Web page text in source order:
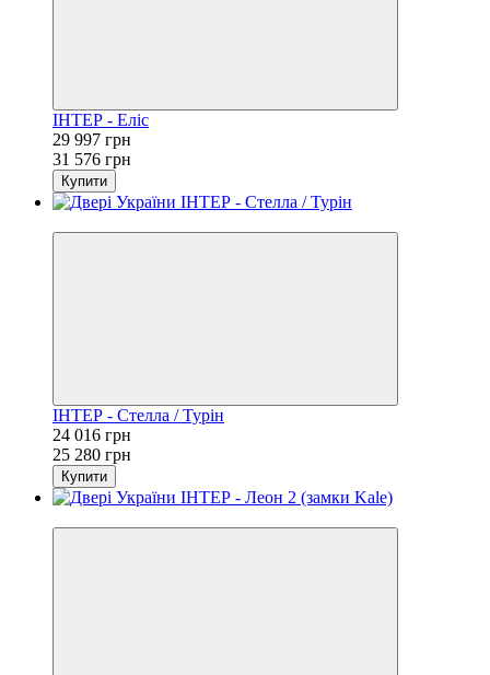
ІНТЕР - Еліс
29 997 грн
31 576 грн
Купити
ІНТЕР - Стелла / Турін
24 016 грн
25 280 грн
Купити